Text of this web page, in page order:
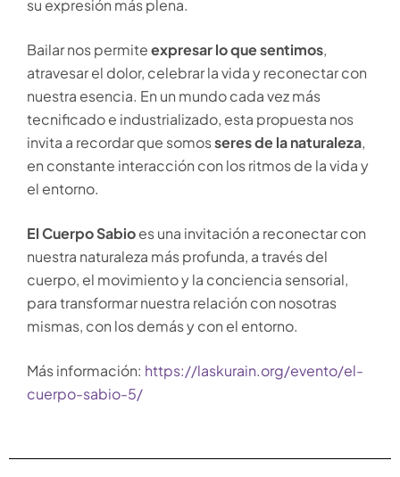
su expresión más plena.
Bailar nos permiteexpresar lo que sentimos,
atravesar el dolor, celebrar la vida y reconectar con
nuestra esencia. En un mundo cada vez más
tecnificado e industrializado, esta propuesta nos
invita a recordar que somosseres de la naturaleza,
en constante interacción con los ritmos de la vida y
el entorno.
El Cuerpo Sabioes una invitación a reconectar con
nuestra naturaleza más profunda, a través del
cuerpo, el movimiento y la conciencia sensorial,
para transformar nuestra relación con nosotras
mismas, con los demás y con el entorno.
Más información: https://laskurain.org/evento/el-
cuerpo-sabio-5/